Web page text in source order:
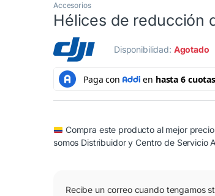
Accesorios
Hélices de reducción
Disponibilidad: Agotado
Compra este producto al mejor
somos Distribuidor y Centro de Servicio
Recibe un correo cuando tengamos